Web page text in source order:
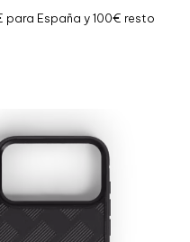
para España y 100€ resto